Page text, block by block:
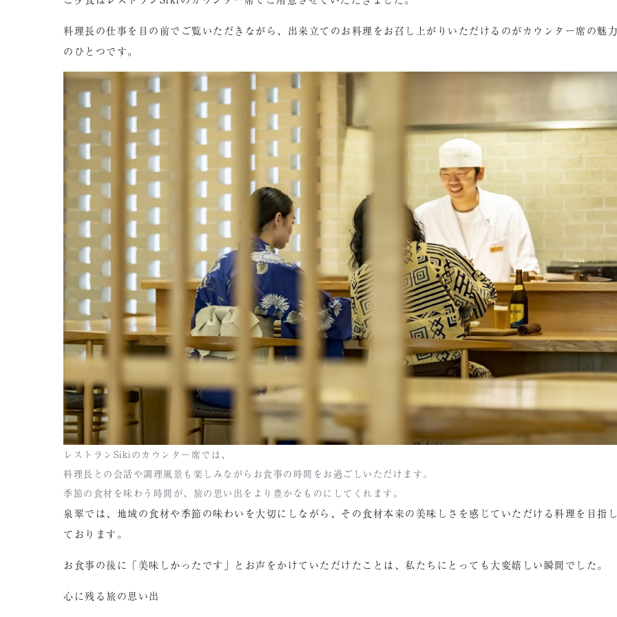
料理長の仕事を目の前でご覧いただきながら、出来立てのお料理をお召し上がりいただけるのがカウンター席の魅
のひとつです。
レストランSikiのカウンター席では、
料理長との会話や調理風景も楽しみながらお食事の時間をお過ごしいただけます。
季節の食材を味わう時間が、旅の思い出をより豊かなものにしてくれます。
泉翠では、地域の食材や季節の味わいを大切にしながら、その食材本来の美味しさを感じていただける料理を目指
ております。
お食事の後に「美味しかったです」とお声をかけていただけたことは、私たちにとっても大変嬉しい瞬間でした。
心に残る旅の思い出